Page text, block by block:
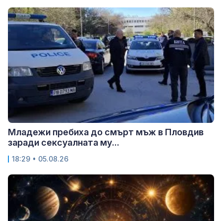
Младежи пребиха до смърт мъж в Пловдив
заради сексуалната му...
18:29 • 05.08.26